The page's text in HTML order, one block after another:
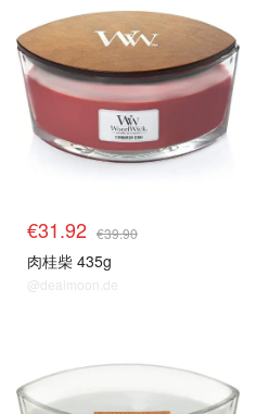
€31.92 €39.90
肉桂柴 435g
@dealmoon.de